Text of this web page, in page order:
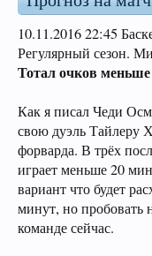
10.11.2016 22:45
Регулярный сезон.
Тотал очков
Как я писал Чеди
свою дуэль Тайлеру
форварда. В трёх
играет меньше 20
вариант что будет
минут, но пробовать
команде сейчас.